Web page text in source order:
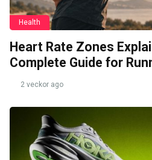
Health
Heart Rate Zones
Complete Guide for
2 veckor ago